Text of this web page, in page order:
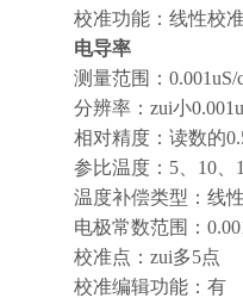
校准功能：线性校
电导率
测量范围：0.001uS/
分辨率：zui小
相对精度：读数的
参比温度：5、10、
温度补偿类型：线
电极常数范围：
校准点：zui多5点
校准编辑功能：有